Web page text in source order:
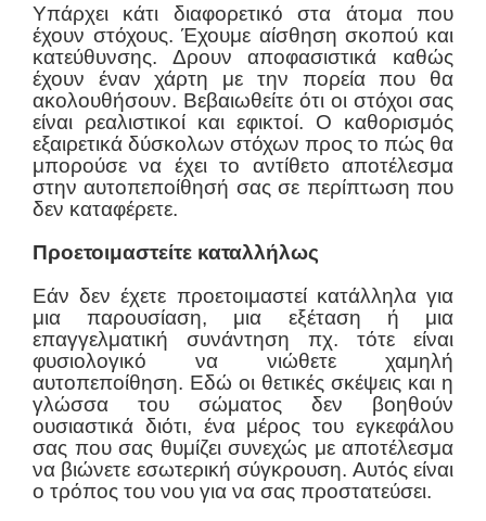
Υπάρχει κάτι διαφορετικό στα άτομα που
έχουν στόχους. Έχουμε αίσθηση σκοπού και
κατεύθυνσης. Δρουν αποφασιστικά καθώς
έχουν έναν χάρτη με την πορεία που θα
ακολουθήσουν. Βεβαιωθείτε ότι οι στόχοι σας
είναι ρεαλιστικοί και εφικτοί. Ο καθορισμός
εξαιρετικά δύσκολων στόχων προς το πώς θα
μπορούσε να έχει το αντίθετο αποτέλεσμα
στην αυτοπεποίθησή σας σε περίπτωση που
δεν καταφέρετε.
Προετοιμαστείτε καταλλήλως
Εάν δεν έχετε προετοιμαστεί κατάλληλα για
μια παρουσίαση, μια εξέταση ή μια
επαγγελματική συνάντηση πχ. τότε είναι
φυσιολογικό να νιώθετε χαμηλή
αυτοπεποίθηση. Εδώ οι θετικές σκέψεις και η
γλώσσα του σώματος δεν βοηθούν
ουσιαστικά διότι, ένα μέρος του εγκεφάλου
σας που σας θυμίζει συνεχώς με αποτέλεσμα
να βιώνετε εσωτερική σύγκρουση. Αυτός είναι
ο τρόπος του νου για να σας προστατεύσει.